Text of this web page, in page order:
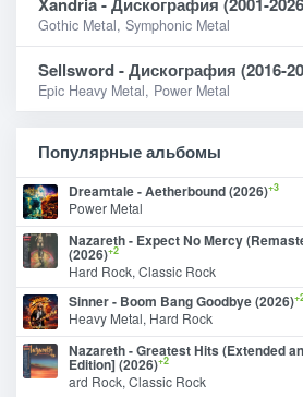
Gothic Metal, Symphonic Metal
Sellsword - Дискография (2016-
Epic Heavy Metal, Power Metal
Популярные альбомы
Dreamtale - Aetherbound (2026)+3
Power Metal
Nazareth - Expect No Mercy
(2026)+2
Hard Rock, Classic Rock
Sinner - Boom Bang Goodbye (2026)
Heavy Metal, Hard Rock
Nazareth - Greatest Hits (Extended
Edition] (2026)+2
ard Rock, Classic Rock